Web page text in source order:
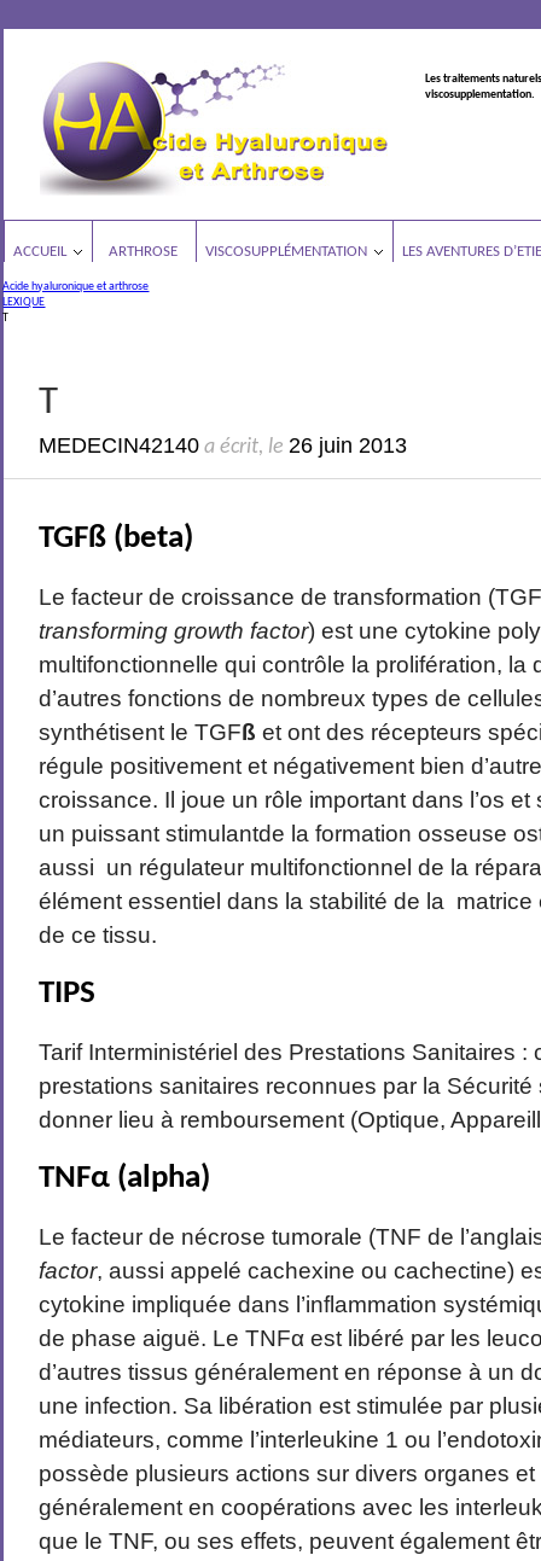
Les traitements
viscosupplementation.
ACCUEIL ARTHROSE VISCOSUPPLÉMENTATION LES AVENTURES
Acide hyaluronique et arthrose
LEXIQUE
T
T
MEDECIN42140 a écrit, le26 juin 2013
TGFß (beta)
Le facteur de croissance de transformation
transforming growth factor) est une cytokine
multifonctionnelle qui contrôle la prolifération, la
d’autres fonctions de nombreux types de
synthétisent le TGFß et ont des récepteurs
régule positivement et négativement bien
croissance. Il joue un rôle important dans l’os et
un puissant stimulantde la formation osseuse
aussi un régulateur multifonctionnel de la
élément essentiel dans la stabilité de la matrice
de ce tissu.
TIPS
Tarif Interministériel des Prestations Sanitaires :
prestations sanitaires reconnues par la
donner lieu à remboursement (Optique,
TNFα (alpha)
Le facteur de nécrose tumorale (TNF de
factor, aussi appelé cachexine ou cachectine)
cytokine impliquée dans l’inflammation
de phase aiguë. Le TNFα est libéré par les
d’autrestissus généralement en réponse à un
une infection. Sa libération est stimulée par
médiateurs, comme l’interleukine 1 ou
possède plusieurs actions sur divers organes
généralement en coopérations avec les
que le TNF, ou ses effets, peuvent également